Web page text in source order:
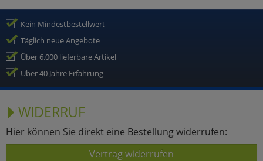
Kein Mindestbestellwert
Täglich neue Angebote
Über 6.000 lieferbare Artikel
Über 40 Jahre Erfahrung
WIDERRUF
Hier können Sie direkt eine Bestellung widerrufen:
Vertrag widerrufen